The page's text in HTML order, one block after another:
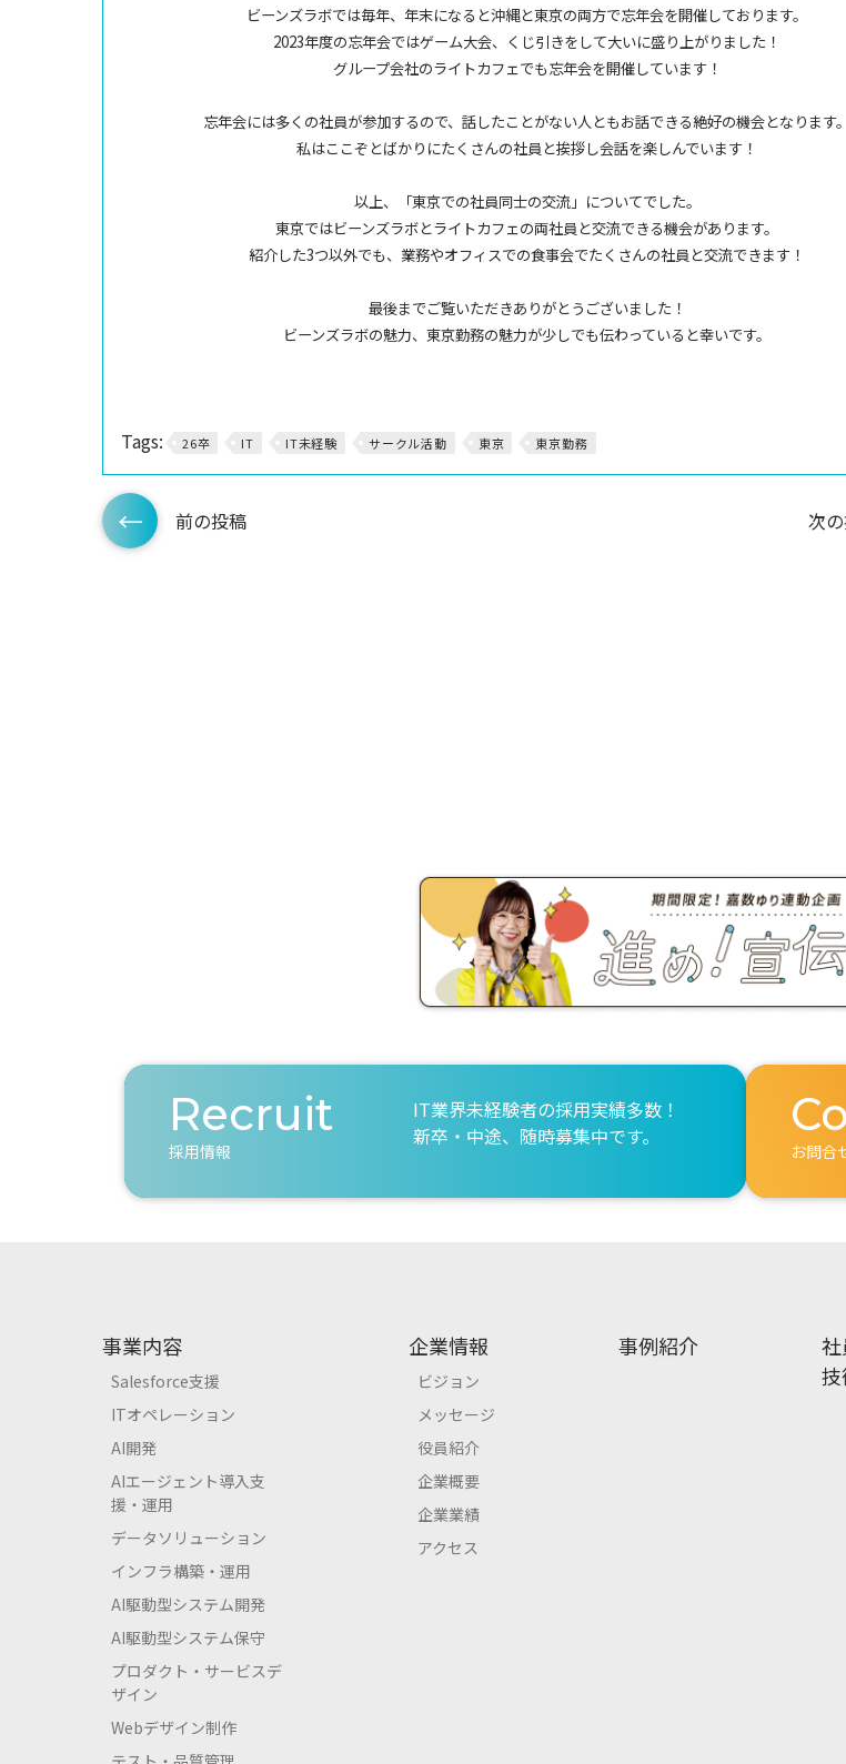
ビーンズラボでは毎年、年末になると沖縄と東京の両方で忘年会を開催しております。
2023年度の忘年会ではゲーム大会、くじ引きをして大いに盛り上がりました！
グループ会社のライトカフェでも忘年会を開催しています！
忘年会には多くの社員が参加するので、話したことがない人ともお話できる絶好の機会となります。
私はここぞとばかりにたくさんの社員と挨拶し会話を楽しんでいます！
以上、「東京での社員同士の交流」についてでした。
東京ではビーンズラボとライトカフェの両社員と交流できる機会があります。
紹介した3つ以外でも、業務やオフィスでの食事会でたくさんの社員と交流できます！
最後までご覧いただきありがとうございました！
ビーンズラボの魅力、東京勤務の魅力が少しでも伝わっていると幸いです。
Tags: 26卒 IT IT未経験 サークル活動 東京 東京勤務
前の投稿 次
Recruit
採用情報
IT業界未経験者の採用実績多数！
新卒・中途、随時募集中です。
お問合
事業内容
Salesforce支援
ITオペレーション
AI開発
AIエージェント導入支
援・運用
データソリューション
インフラ構築・運用
AI駆動型システム開発
AI駆動型システム保守
プロダクト・サービスデ
ザイン
Webデザイン制作
企業情報
ビジョン
メッセージ
役員紹介
企業概要
企業業績
アクセス
事例紹介